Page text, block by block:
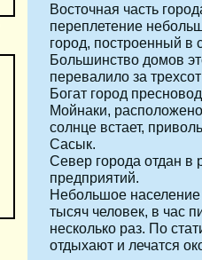
Восточная часть
переплетение
город, построенный в
Большинство домов
перевалило за
Богат город
Мойнаки,
солнце встает,
Сасык.
Север города отдан
предприятий.
Небольшое
тысяч человек, в час
несколько раз. По
отдыхают и лечатся